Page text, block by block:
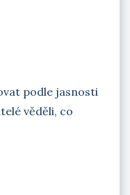
podle jasnosti
věděli, co